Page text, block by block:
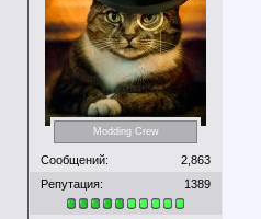
Modding Crew
Сообщений:
2,863
Репутация:
1389